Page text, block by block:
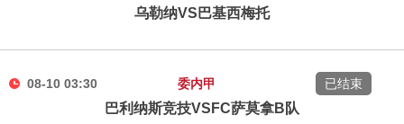
乌勒纳VS巴基西梅托
08-10 03:30 委内甲
巴利纳斯竞技VSFC萨莫拿B队
已结束